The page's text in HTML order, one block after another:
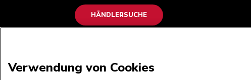
HÄNDLERSUCHE
Verwendung von Cookies